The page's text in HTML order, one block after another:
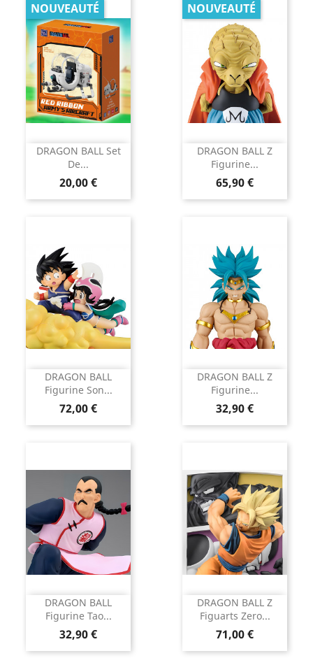
DRAGON BALL Set
De...
Prix
20,00 €
NOUVEAUTÉ
DRAGON BALL Z
Figurine...
Prix
65,90 €
NOUVEAUTÉ
DRAGON BALL
Figurine Son...
Prix
72,00 €
DRAGON BALL Z
Figurine...
Prix
32,90 €
DRAGON BALL
Figurine Tao...
Prix
32,90 €
DRAGON BALL Z
Figuarts Zero...
Prix
71,00 €